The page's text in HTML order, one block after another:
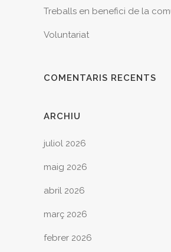
Treballs en benefici de la
Voluntariat
COMENTARIS RECENTS
ARCHIU
juliol 2026
maig 2026
abril 2026
març 2026
febrer 2026